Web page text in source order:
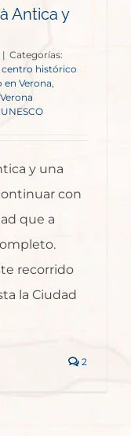
Antica y
| Categorías:
centro histórico
Verona,
Verona
y una
con
que a
recorrido
la Ciudad
2